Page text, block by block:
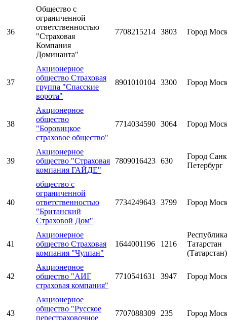
36
Общество с
ограниченной
ответственностью
"Страховая
Компания
Доминанта"
7708215214 3803 Город
37
Акционерное
общество Страховая
группа "Спасские
ворота"
8901010104 3300 Город
38
Акционерное
общество
"Боровицкое
страховое общество"
7714034590 3064 Город
39
Акционерное
общество "Страховая
компания ГАЙДЕ"
7809016423 630
Город
Петербург
40
общество с
ограниченной
ответственностью
"Британский
Страховой Дом"
7734249643 3799 Город
41
Акционерное
общество Страховая
компания "Чулпан"
1644001196 1216
Республика
Татарстан
(Татарстан)
42
Акционерное
общество "АИГ
страховая компания"
7710541631 3947 Город
43
Акционерное
общество "Русское
перестраховочное
7707088309 235 Город